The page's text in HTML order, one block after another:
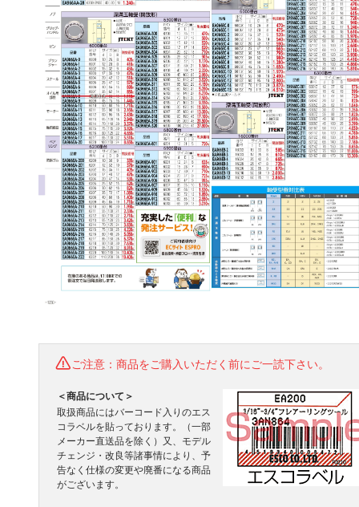
ご注意：商品をご購入いただく前にご一読下さい。
＜商品について＞
取扱商品にはバーコード入りのエス
コラベルを貼っております。（一部
メーカー直送品を除く）又、モデル
チェンジ・改良等諸事情により、予
告なく仕様の変更や廃番になる商品
がございます。